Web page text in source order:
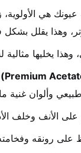
هي الأولوية،
وهذا يقلل
يخليها مثالية
وألوان غنية
على الأنف
على رونقه